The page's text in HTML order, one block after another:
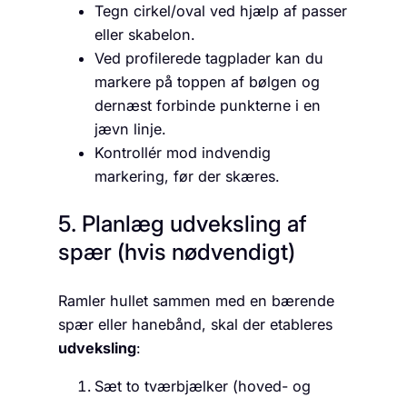
Tegn cirkel/oval ved hjælp af passer
eller skabelon.
Ved profilerede tagplader kan du
markere på toppen af bølgen og
dernæst forbinde punkterne i en
jævn linje.
Kontrollér mod indvendig
markering, før der skæres.
5. Planlæg udveksling af
spær (hvis nødvendigt)
Ramler hullet sammen med en bærende
spær eller hanebånd, skal der etableres
udveksling:
Sæt to tværbjælker (hoved- og